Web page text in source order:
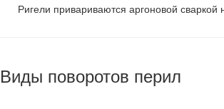
Ригели привариваются аргоновой
Виды поворотов перил